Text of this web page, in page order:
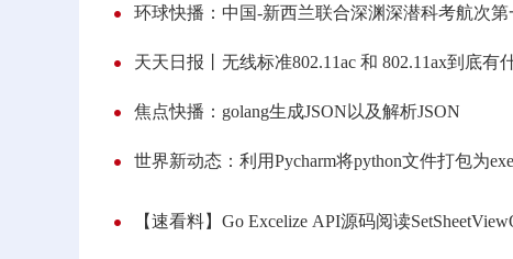
环球快播：中国-新西兰联合深渊深潜科考航次
天天日报丨无线标准802.11ac 和 802.11ax到底有
焦点快播：golang生成JSON以及解析JSON
【速看料】Go Excelize API源码阅读